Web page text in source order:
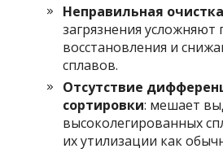
Неправильная
загрязнения усложняют
восстановления и
сплавов.
Отсутствие
сортировки: мешает
высоколегированных
их утилизации как